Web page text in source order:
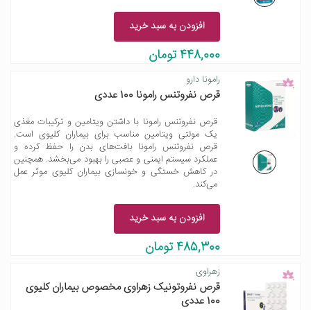
افزودن به سبد خرید
448,000 تومان
رامونا دارو
قرص نفروتنس رامونا 100 عددی
قرص نفروتنس رامونا با داشتن ویتامین و ترکیبات مغذی
یک مولتی ویتامین مناسب برای بیماران کلیوی است.
قرص نفروتنس رامونا بافت‌های بدن را حفظ کرده و
عملکرد سیستم ایمنی و عصبی را بهبود می‌بخشد. همچنین
در کاهش خستگی و خونسازی بیماران کلیوی موثر عمل
می‌کند.
افزودن به سبد خرید
485,300 تومان
زهراوی
قرص نفروتونیک زهراوی مخصوص بیماران کلیوی
100 عددی